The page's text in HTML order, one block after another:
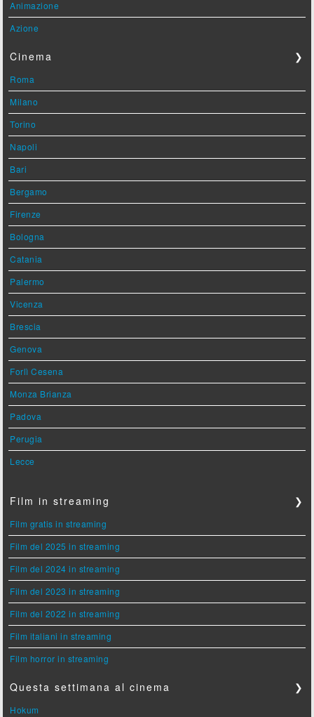
Animazione
Azione
Cinema ❯
Roma
Milano
Torino
Napoli
Bari
Bergamo
Firenze
Bologna
Catania
Palermo
Vicenza
Brescia
Genova
Forlì Cesena
Monza Brianza
Padova
Perugia
Lecce
Film in streaming ❯
Film gratis in streaming
Film del 2025 in streaming
Film del 2024 in streaming
Film del 2023 in streaming
Film del 2022 in streaming
Film italiani in streaming
Film horror in streaming
Questa settimana al cinema ❯
Hokum